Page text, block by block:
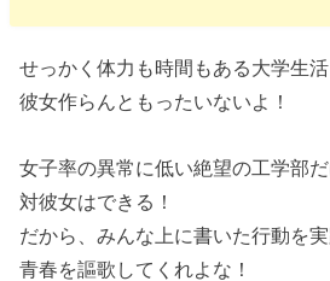
せっかく体力も時間もある大学生活
彼女作らんともったいないよ！
女子率の異常に低い絶望の工学部
対彼女はできる！
だから、みんな上に書いた行動を
青春を謳歌してくれよな！